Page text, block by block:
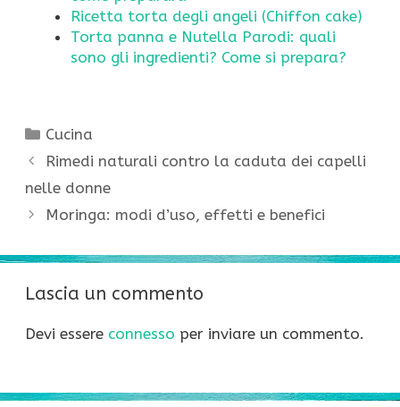
Ricetta torta degli angeli (Chiffon cake)
Torta panna e Nutella Parodi: quali
sono gli ingredienti? Come si prepara?
Categorie
Cucina
Rimedi naturali contro la caduta dei capelli
nelle donne
Moringa: modi d’uso, effetti e benefici
Lascia un commento
Devi essere connesso per inviare un commento.